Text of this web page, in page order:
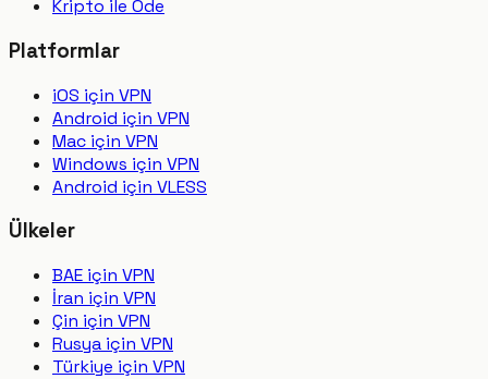
Kripto ile Öde
Platformlar
iOS için VPN
Android için VPN
Mac için VPN
Windows için VPN
Android için VLESS
Ülkeler
BAE için VPN
İran için VPN
Çin için VPN
Rusya için VPN
Türkiye için VPN